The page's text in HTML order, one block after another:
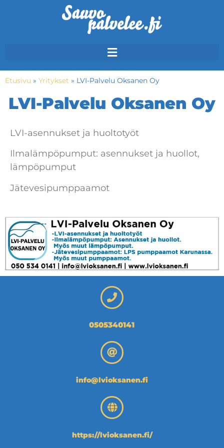
Etusivu » Yritykset » LVI-Palvelu Oksanen Oy
LVI-Palvelu Oksanen Oy
LVI-asennukset ja huoltotyöt
Ilmalämpöpumput: asennukset ja huollot,
lämpöpumput
Jätevesipumppaamot
0505340141
info@lvioksanen.fi
https://lvioksanen.fi/